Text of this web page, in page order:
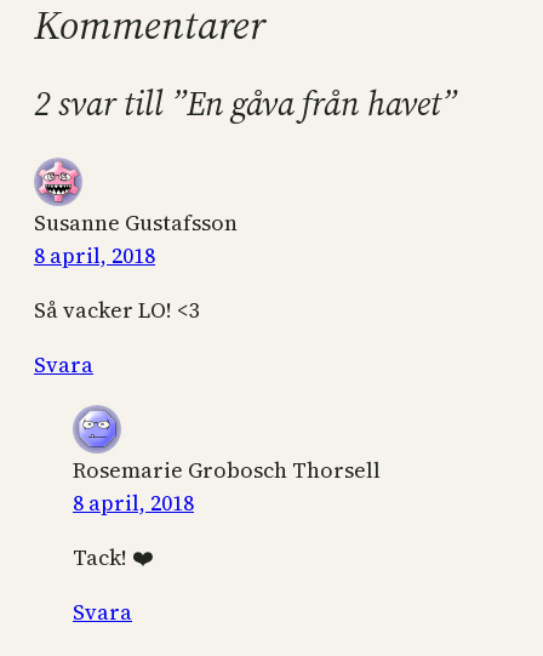
Kommentarer
2 svar till ”En gåva från havet”
Susanne Gustafsson
8 april, 2018
Så vacker LO! <3
Svara
Rosemarie Grobosch Thorsell
8 april, 2018
Tack! ❤️
Svara